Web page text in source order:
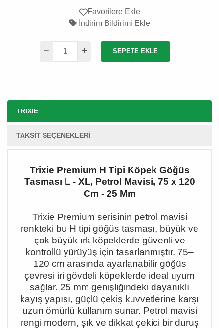
Favorilere Ekle
İndirim Bildirimi Ekle
SEPETE EKLE
TRIXIE
TAKSIT SEÇENEKLERI
Trixie Premium H Tipi Köpek Göğüs
Tasması L - XL, Petrol Mavisi, 75 x 120
Cm - 25 Mm
Trixie Premium serisinin petrol mavisi
renkteki bu H tipi göğüs tasması, büyük ve
çok büyük ırk köpeklerde güvenli ve
kontrollü yürüyüş için tasarlanmıştır. 75–
120 cm arasında ayarlanabilir göğüs
çevresi iri gövdeli köpeklerde ideal uyum
sağlar. 25 mm genişliğindeki dayanıklı
kayış yapısı, güçlü çekiş kuvvetlerine karşı
uzun ömürlü kullanım sunar. Petrol mavisi
rengi modern, şık ve dikkat çekici bir duruş